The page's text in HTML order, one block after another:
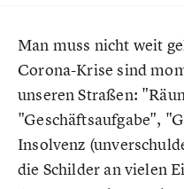
Man muss nicht weit
Corona-Krise sind
unseren Straßen:
"Geschäftsaufgabe",
Insolvenz
die Schilder an vielen